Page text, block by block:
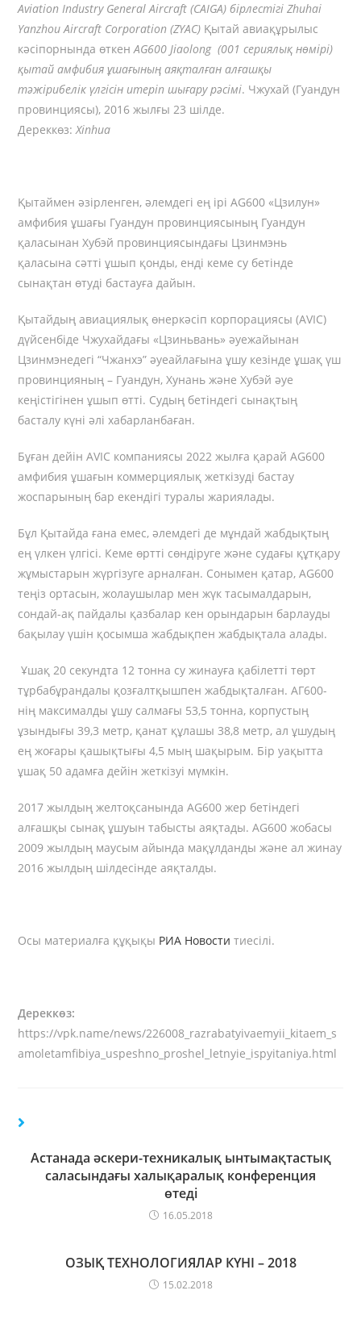
Aviation Industry General Aircraft (CAIGA)бірлестігіZhuhai
Yanzhou Aircraft Corporation (ZYAC) Қытай авиақұрылыс
кәсіпорнында өткенAG600 Jiaolong(001 сериялық нөмірі)
қытай амфибия ұшағының аяқталған алғашқы
тәжірибелік үлгісін итеріп шығару рәсімі. Чжухай (Гуандун
провинциясы), 2016 жылғы 23 шілде.
Дереккөз:Xinhua
Қытаймен әзірленген, әлемдегі ең ірі AG600 «Цзилун»
амфибия ұшағы Гуандун провинциясының Гуандун
қаласынан Хубэй провинциясындағы Цзинмэнь
қаласына сәтті ұшып қонды, енді кеме су бетінде
сынақтан өтуді бастауға дайын.
Қытайдың авиациялық өнеркәсіп корпорациясы (AVIC)
дүйсенбіде Чжухайдағы «Цзиньвань» әуежайынан
Цзинмэнедегі “Чжанхэ” әуеайлағына ұшу кезінде ұшақ үш
провинцияның – Гуандун, Хунань және Хубэй әуе
кеңістігінен ұшып өтті. Судың бетіндегі сынақтың
басталу күні әлі хабарланбаған.
Бұған дейін AVIC компаниясы 2022 жылға қарай AG600
амфибия ұшағын коммерциялық жеткізуді бастау
жоспарының бар екендігі туралы жариялады.
Бұл Қытайда ғана емес, әлемдегі де мұндай жабдықтың
ең үлкен үлгісі. Кеме өртті сөндіруге және судағы құтқару
жұмыстарын жүргізуге арналған. Сонымен қатар, AG600
теңіз ортасын, жолаушылар мен жүк тасымалдарын,
сондай-ақ пайдалы қазбалар кен орындарын барлауды
бақылау үшін қосымша жабдықпен жабдықтала алады.
Ұшақ 20 секундта 12 тонна су жинауға қабілетті төрт
тұрбабұрандалы қозғалтқышпен жабдықталған. АГ600-
нің максималды ұшу салмағы 53,5 тонна, корпустың
ұзындығы 39,3 метр, қанат құлашы 38,8 метр, ал ұшудың
ең жоғары қашықтығы 4,5 мың шақырым. Бір уақытта
ұшақ 50 адамға дейін жеткізуі мүмкін.
2017 жылдың желтоқсанында AG600 жер бетіндегі
алғашқы сынақ ұшуын табысты аяқтады. AG600 жобасы
2009 жылдың маусым айында мақұлданды және ал жинау
2016 жылдың шілдесінде аяқталды.
Осы материалға құқықы РИА Новости тиесілі.
Дереккөз:
https://vpk.name/news/226008_razrabatyivaemyii_kitaem_s
amoletamfibiya_uspeshno_proshel_letnyie_ispyitaniya.html
Астанада әскери-техникалық ынтымақтастық
саласындағы халықаралық конференция
өтеді
16.05.2018
ОЗЫҚ ТЕХНОЛОГИЯЛАР КҮНІ – 2018
15.02.2018